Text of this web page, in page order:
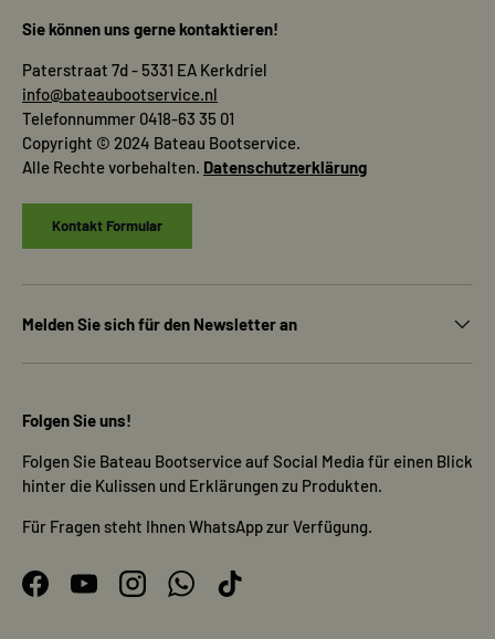
Sie können uns gerne kontaktieren!
Paterstraat 7d - 5331 EA Kerkdriel
info@bateaubootservice.nl
Telefonnummer 0418-63 35 01
Copyright © 2024 Bateau Bootservice.
Alle Rechte vorbehalten. Datenschutzerklärung
Kontakt Formular
Melden Sie sich für den Newsletter an
Folgen Sie uns!
Folgen Sie Bateau Bootservice auf Social Media für einen Blick
hinter die Kulissen und Erklärungen zu Produkten.
Für Fragen steht Ihnen WhatsApp zur Verfügung.
FacebookYouTubeInstagramWhatsAppTikTok